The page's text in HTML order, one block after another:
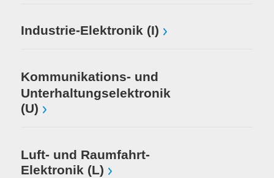
Industrie-Elektronik (I)
Kommunikations- und
Unterhaltungselektronik
(U)
Luft- und Raumfahrt-
Elektronik (L)